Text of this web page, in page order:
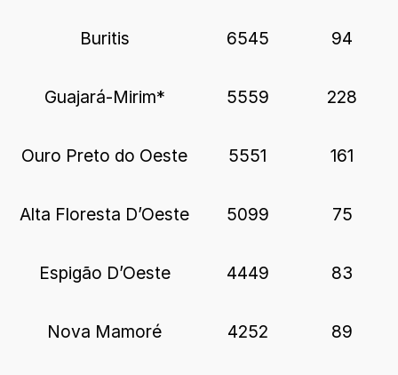
Buritis 6545 94
Guajará-Mirim* 5559 228
Ouro Preto do Oeste 5551 161
Alta Floresta D’Oeste 5099 75
Espigão D’Oeste 4449 83
Nova Mamoré 4252 89